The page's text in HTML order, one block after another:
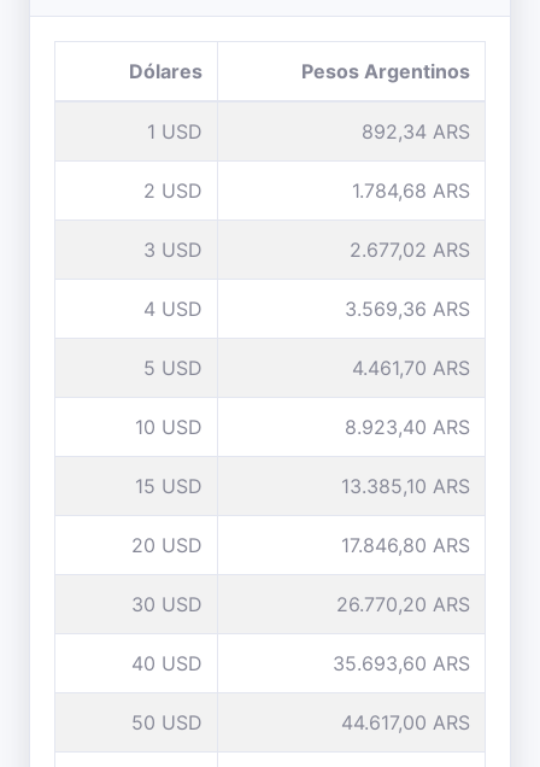
Dólares Pesos Argentinos
1 USD 892,34 ARS
2 USD 1.784,68 ARS
3 USD 2.677,02 ARS
4 USD 3.569,36 ARS
5 USD 4.461,70 ARS
10 USD 8.923,40 ARS
15 USD 13.385,10 ARS
20 USD 17.846,80 ARS
30 USD 26.770,20 ARS
40 USD 35.693,60 ARS
50 USD 44.617,00 ARS